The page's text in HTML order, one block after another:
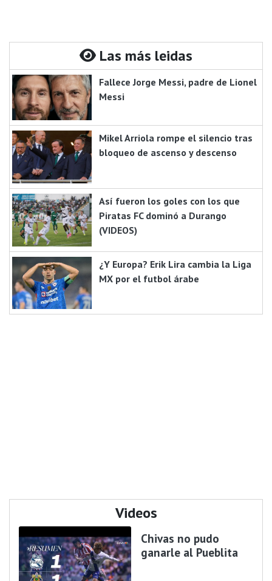
Las más leidas
Fallece Jorge Messi, padre de Lionel
Messi
Mikel Arriola rompe el silencio tras
bloqueo de ascenso y descenso
Así fueron los goles con los que
Piratas FC dominó a Durango
(VIDEOS)
¿Y Europa? Erik Lira cambia la Liga
MX por el futbol árabe
Videos
Chivas no pudo
ganarle al Pueblita